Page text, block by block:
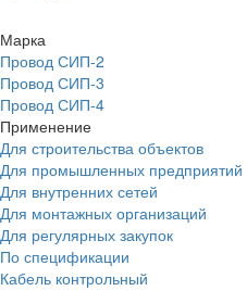
Марка
Провод СИП-2
Провод СИП-3
Провод СИП-4
Применение
Для строительства объектов
Для промышленных предприятий
Для внутренних сетей
Для монтажных организаций
Для регулярных закупок
По спецификации
Кабель контрольный